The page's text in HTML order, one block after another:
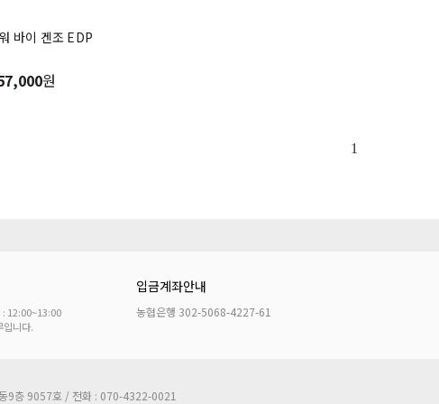
바이 겐조 EDP
원
1
: 12:00~13:00
입니다.
입금계좌안내
농협은행 302-5068-4227-61
9층 9057호 / 전화 : 070-4322-0021